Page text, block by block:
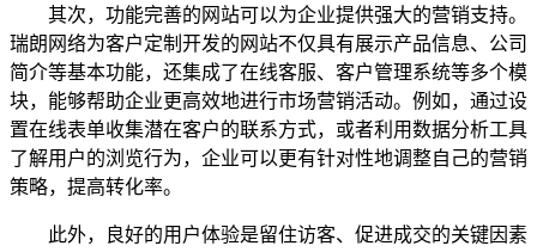
其次，功能完善的网站可以为企业提供强大的营销支持。
瑞朗网络为客户定制开发的网站不仅具有展示产品信息、公司
简介等基本功能，还集成了在线客服、客户管理系统等多个模
块，能够帮助企业更高效地进行市场营销活动。例如，通过设
置在线表单收集潜在客户的联系方式，或者利用数据分析工具
了解用户的浏览行为，企业可以更有针对性地调整自己的营销
策略，提高转化率。
此外，良好的用户体验是留住访客、促进成交的关键因素